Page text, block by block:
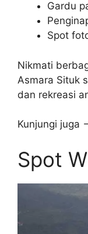
Gardu
Spot
Nikmati
Asmara Situk
dan rekreasi
Kunjungi juga
Spot